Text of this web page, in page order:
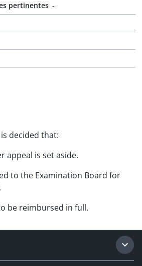
pertinentes -
decided that:
appeal is set aside.
to the Examination Board for
be reimbursed in full.